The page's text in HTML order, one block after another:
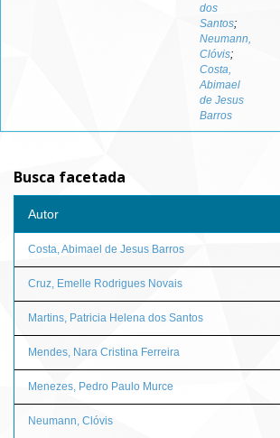
dos
Santos;
Neumann,
Clóvis;
Costa,
Abimael
de Jesus
Barros
Busca facetada
Autor
Costa, Abimael de Jesus Barros
Cruz, Emelle Rodrigues Novais
Martins, Patricia Helena dos Santos
Mendes, Nara Cristina Ferreira
Menezes, Pedro Paulo Murce
Neumann, Clóvis